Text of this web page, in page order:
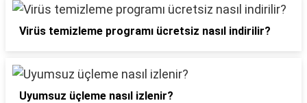
Virüs temizleme programı ücretsiz nasıl indirilir?
Uyumsuz üçleme nasıl izlenir?